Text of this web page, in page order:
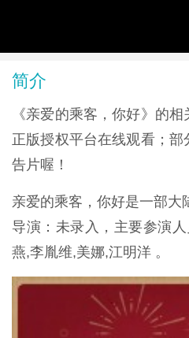
简介
《亲爱的乘客，你好》的
正版授权平台在线观看；
告片喔！
亲爱的乘客，你好是一部大
导演：未录入，主要参演
燕,李胤维,美娜,江明洋 。